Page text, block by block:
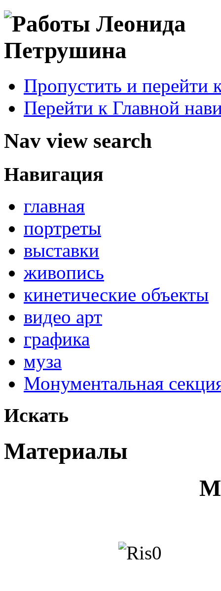
Пропустить и перейти
Перейти к Главной
Nav view search
Навигация
главная
портреты
выставки
живопись
кинетические объекты
видео арт
графика
муза
Монументальная
Искать
Материалы